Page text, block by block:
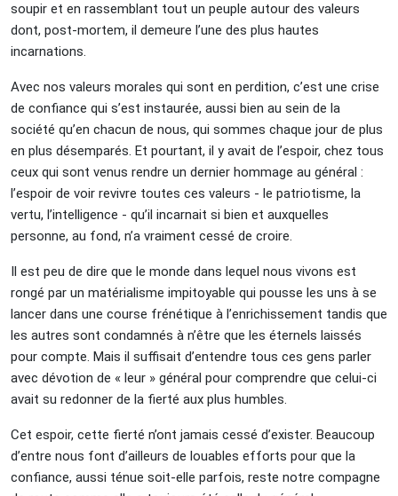
soupir et en rassemblant tout un peuple autour des valeurs
dont, post-mortem, il demeure l’une des plus hautes
incarnations.
Avec nos valeurs morales qui sont en perdition, c’est une crise
de confiance qui s’est instaurée, aussi bien au sein de la
société qu’en chacun de nous, qui sommes chaque jour de plus
en plus désemparés. Et pourtant, il y avait de l’espoir, chez tous
ceux qui sont venus rendre un dernier hommage au général :
l’espoir de voir revivre toutes ces valeurs - le patriotisme, la
vertu, l’intelligence - qu’il incarnait si bien et auxquelles
personne, au fond, n’a vraiment cessé de croire.
Il est peu de dire que le monde dans lequel nous vivons est
rongé par un matérialisme impitoyable qui pousse les uns à se
lancer dans une course frénétique à l’enrichissement tandis que
les autres sont condamnés à n’être que les éternels laissés
pour compte. Mais il suffisait d’entendre tous ces gens parler
avec dévotion de « leur » général pour comprendre que celui-ci
avait su redonner de la fierté aux plus humbles.
Cet espoir, cette fierté n’ont jamais cessé d’exister. Beaucoup
d’entre nous font d’ailleurs de louables efforts pour que la
confiance, aussi ténue soit-elle parfois, reste notre compagne